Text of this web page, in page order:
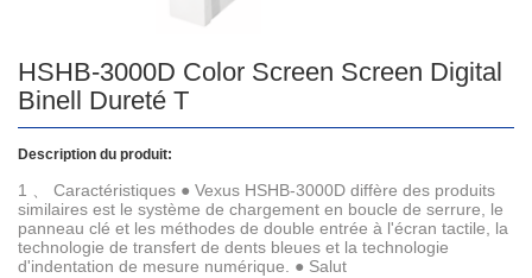
HSHB-3000D Color Screen Screen Digital
Binell Dureté T
Description du produit:
1 、 Caractéristiques ● Vexus HSHB-3000D diffère des produits
similaires est le système de chargement en boucle de serrure, le
panneau clé et les méthodes de double entrée à l'écran tactile, la
technologie de transfert de dents bleues et la technologie
d'indentation de mesure numérique. ● Salut